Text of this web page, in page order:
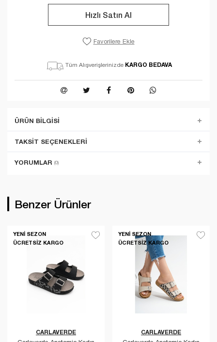
Hızlı Satın Al
Favorilere Ekle
Tüm Alışverişlerinizde KARGO BEDAVA
ÜRÜN BILGISI
TAKSIT SEÇENEKLERI
YORUMLAR (0)
Benzer Ürünler
YENI SEZON
ÜCRETSIZ KARGO
CARLAVERDE
YENI SEZON
ÜCRETSIZ KARGO
CARLAVERDE